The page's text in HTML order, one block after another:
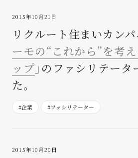
2015年10月21日
リクルート住まいカンパ
ーモの“これから”を考
ップ 」のファシリテー
た。
#企業 #ファシリテーター
2015年10月20日